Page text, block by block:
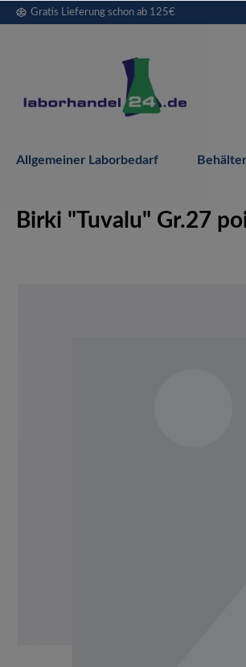
Zur Hauptnavigation springen
Gratis Lieferung schon ab 125€
Allgemeiner Laborbedarf
Birki "Tuvalu" Gr.27